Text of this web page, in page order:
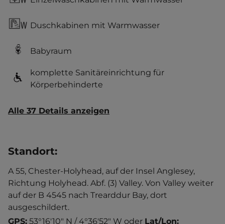
Duschkabinen mit Warmwasser
Babyraum
komplette Sanitäreinrichtung für
Körperbehinderte
Alle 37 Details anzeigen
Standort:
A 55, Chester-Holyhead, auf der Insel Anglesey,
Richtung Holyhead. Abf. (3) Valley. Von Valley weiter
auf der B 4545 nach Trearddur Bay, dort
ausgeschildert.
GPS: 53°16'10" N / 4°36'52" W oder Lat/Lon: